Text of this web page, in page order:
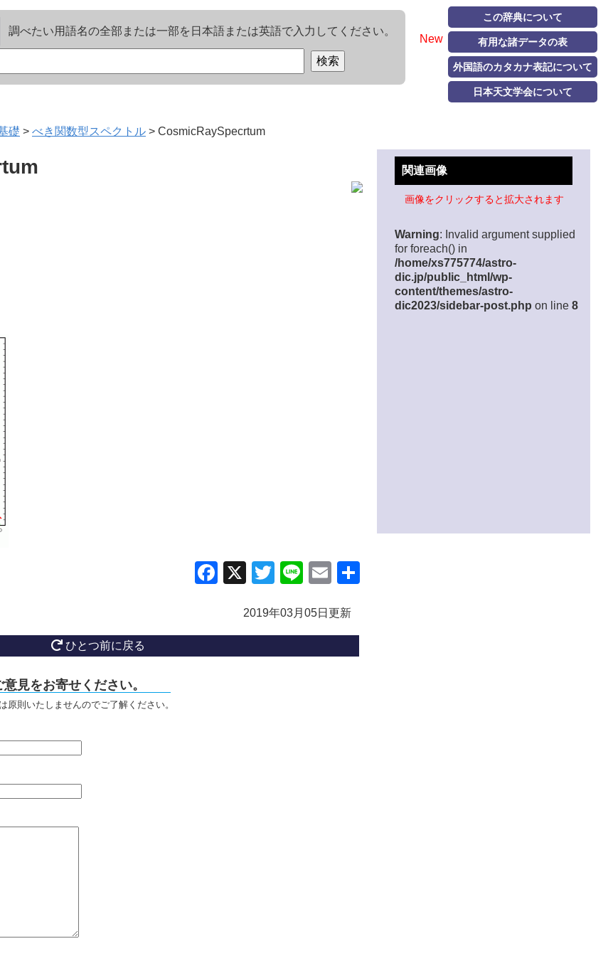
New
この辞典について
有用な諸データの表
外国語のカタカナ表記について
日本天文学会について
調べたい用語名の全部または一部を日本語または英語で入力してください。
礎 > べき関数型スペクトル > CosmicRaySpecrtum
Facebook
X TwitterLineEmail
2019年03月05日更新
ひとつ前に戻る
見をお寄せください。
則いたしませんのでご了解ください。
関連画像
画像をクリックすると拡大されます
Warning: Invalid argument supplied
for foreach() in
/home/xs775774/astro-
dic.jp/public_html/wp-
content/themes/astro-
dic2023/sidebar-post.php on line 8